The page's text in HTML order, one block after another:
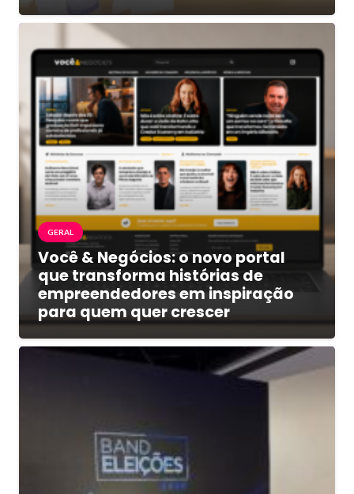
GERAL
Você & Negócios: o novo portal
que transforma histórias de
empreendedores em inspiração
para quem quer crescer